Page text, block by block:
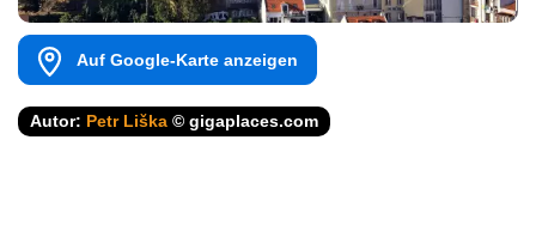
Auf Google-Karte anzeigen
Autor: Petr Liška © gigaplaces.com